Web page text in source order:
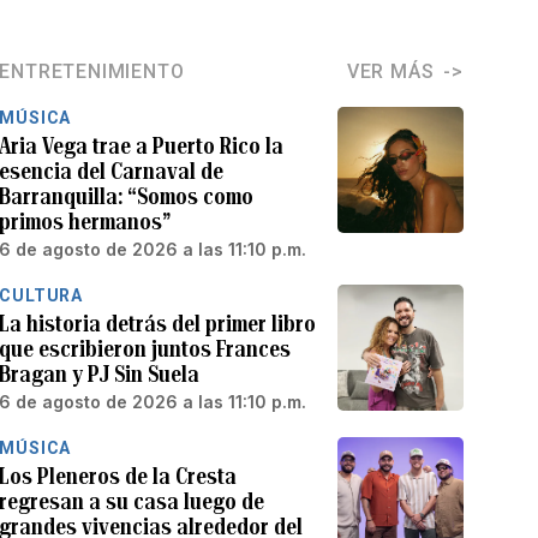
ENTRETENIMIENTO VER MÁS
MÚSICA
Aria Vega trae a Puerto Rico la
esencia del Carnaval de
Barranquilla: “Somos como
primos hermanos”
6 de agosto de 2026 a las 11:10 p.m.
CULTURA
La historia detrás del primer libro
que escribieron juntos Frances
Bragan y PJ Sin Suela
6 de agosto de 2026 a las 11:10 p.m.
MÚSICA
Los Pleneros de la Cresta
regresan a su casa luego de
grandes vivencias alrededor del